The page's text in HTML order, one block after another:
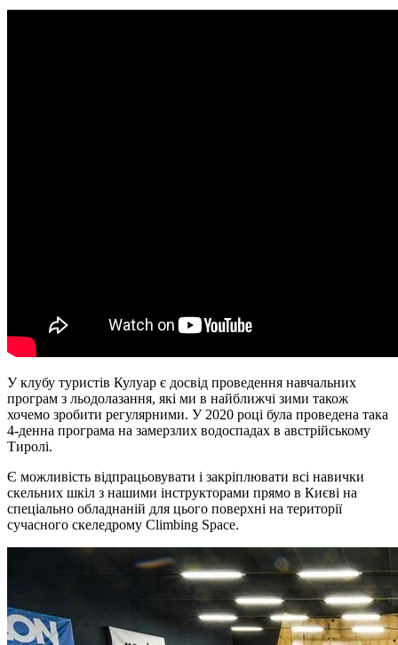
У клубу туристів Кулуар є досвід проведення навчальних
програм з льодолазання, які ми в найближчі зими також
хочемо зробити регулярними. У 2020 році була проведена така
4-денна програма на замерзлих водоспадах в австрійському
Тиролі.
Є можливість відпрацьовувати і закріплювати всі навички
скельних шкіл з нашими інструкторами прямо в Києві на
спеціально обладнаній для цього поверхні на території
сучасного скеледрому Climbing Space.